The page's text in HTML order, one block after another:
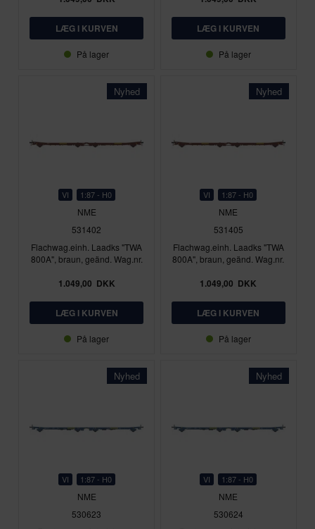
På lager På lager
Nyhed
VI 1:87 - H0
NME
531402
Flachwag.einh. Laadks "TWA
800A", braun, geänd. Wag.nr.
1.049,00 DKK
På lager
Nyhed
VI 1:87 - H0
NME
531405
Flachwag.einh. Laadks "TWA
800A", braun, geänd. Wag.nr.
1.049,00 DKK
På lager
Nyhed
VI 1:87 - H0
NME
530623
Nyhed
VI 1:87 - H0
NME
530624